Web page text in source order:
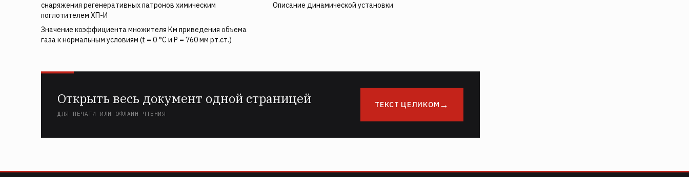
снаряжения регенеративных патронов химическим
поглотителем ХП-И
Описание динамической установки
Значение коэффициента множителя Км приведения объема
газа к нормальным условиям (t = 0 °С и Р = 760 мм рт.ст.)
Открыть весь документ одной страницей
ДЛЯ ПЕЧАТИ ИЛИ ОФЛАЙН-ЧТЕНИЯ
ТЕКСТ ЦЕЛИКОМ